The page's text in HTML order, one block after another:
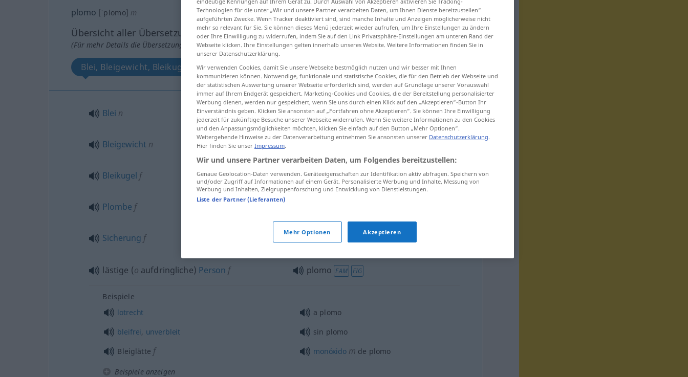
plomo [ˈplomo] m
Übersicht aller Übersetzungen
(Für mehr Details die Übersetzung anklicken/antippen)
Blei, Bleigewicht, Bleikugel, Plombe, Sicherung lästige Person
Blei n plomo
Bleigewicht n plomo
Bleikugel f plomo(≈ perdigón)
Plombe f
Sicherung f plomo
lästige (o aufdringliche) Person f plomo FAM FIG
Beispiele
lotrecht
a plomo
bleifrei, unverbleit
sin plomo
Bleiglätte f monóxidom de plomo
Beispiele anzeigen
Technologien für die unter „Wir und unsere Partner verarbeiten Daten, um Ihnen Dienste bereitzustellen“
aufgeführten Zwecke. Wenn Tracker deaktiviert sind, sind manche Inhalte und Anzeigen möglicherweise nicht
mehr so relevant für Sie. Sie können dieses Menü jederzeit wieder aufrufen, um Ihre Einstellungen zu ändern
oder Ihre Einwilligung zu widerrufen, indem Sie auf den Link Privatsphäre-Einstellungen am unteren Rand der
Webseite klicken. Ihre Einstellungen gelten innerhalb unseres Website. Weitere Informationen finden Sie in
unserer Datenschutzerklärung.
Wir verwenden Cookies, damit Sie unsere Webseite bestmöglich nutzen und wir besser mit Ihnen
kommunizieren können. Notwendige, funktionale und statistische Cookies, die für den Betrieb der Webseite und
der statistischen Auswertung unserer Webseite erforderlich sind, werden auf Grundlage unserer Vorauswahl
immer auf Ihrem Endgerät gespeichert. Marketing-Cookies und Cookies, die der Bereitstellung personalisierter
Werbung dienen, werden nur gespeichert, wenn Sie uns durch einen Klick auf den „Akzeptieren“-Button Ihr
Einverständnis geben. Klicken Sie ansonsten auf „Fortfahren ohne Akzeptieren“. Sie können Ihre Einwilligung
jederzeit für zukünftige Besuche unserer Webseite widerrufen. Wenn Sie weitere Informationen zu den Cookies
und den Anpassungsmöglichkeiten möchten, klicken Sie einfach auf den Button „Mehr Optionen“.
Weitergehende Hinweise zu der Datenverarbeitung entnehmen Sie ansonsten unserer Datenschutzerklärung.
Hier finden Sie unser Impressum.
Wir und unsere Partner verarbeiten Daten, um Folgendes bereitzustellen:
Genaue Geolocation-Daten verwenden. Geräteeigenschaften zur Identifikation aktiv abfragen. Speichern von
und/oder Zugriff auf Informationen auf einem Gerät. Personalisierte Werbung und Inhalte, Messung von
Werbung und Inhalten, Zielgruppenforschung und Entwicklung von Dienstleistungen.
Liste der Partner (Lieferanten)
Mehr Optionen Akzeptieren